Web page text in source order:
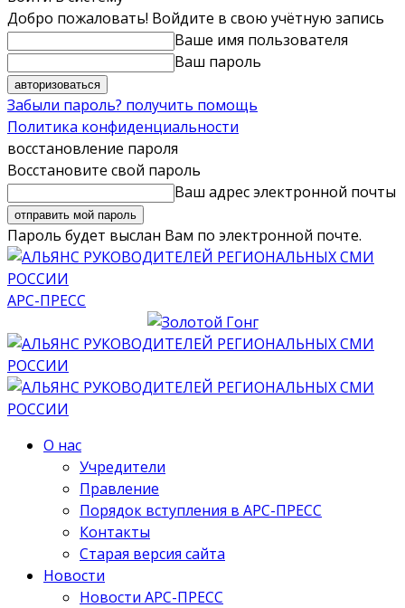
Добро пожаловать! Войдите в свою учётную запись
Ваше имя пользователя
Ваш пароль
Забыли пароль? получить помощь
Политика конфиденциальности
восстановление пароля
Восстановите свой пароль
Ваш адрес электронной почты
Пароль будет выслан Вам по электронной почте.
АРС-ПРЕСС
О нас
Учредители
Правление
Порядок вступления в АРС-ПРЕСС
Контакты
Старая версия сайта
Новости
Новости АРС-ПРЕСС